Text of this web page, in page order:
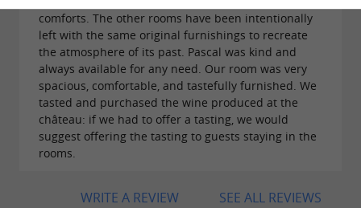
comforts. The other rooms have been intentionally
left with the same original furnishings to recreate
the atmosphere of its past. Pascal was kind and
always available for any need. Our room was very
spacious, comfortable, and tastefully furnished. We
tasted and purchased the wine produced at the
château: if we had to offer a tasting, we would
suggest offering the tasting to guests staying in the
rooms.
SEE ALL REVIEWS
WRITE A REVIEW